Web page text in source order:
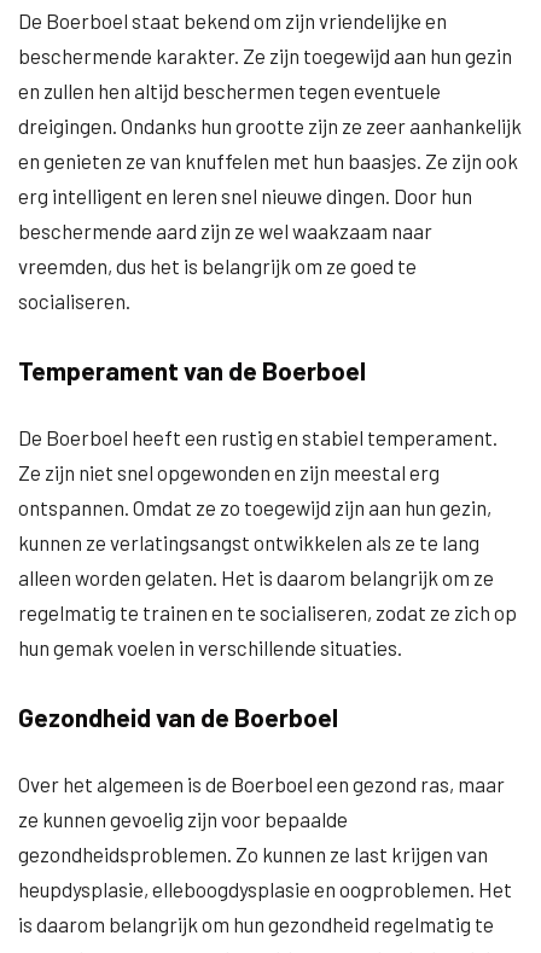
De Boerboel staat bekend om zijn vriendelijke en
beschermende karakter. Ze zijn toegewijd aan hun gezin
en zullen hen altijd beschermen tegen eventuele
dreigingen. Ondanks hun grootte zijn ze zeer aanhankelijk
en genieten ze van knuffelen met hun baasjes. Ze zijn ook
erg intelligent en leren snel nieuwe dingen. Door hun
beschermende aard zijn ze wel waakzaam naar
vreemden, dus het is belangrijk om ze goed te
socialiseren.
Temperament van de Boerboel
De Boerboel heeft een rustig en stabiel temperament.
Ze zijn niet snel opgewonden en zijn meestal erg
ontspannen. Omdat ze zo toegewijd zijn aan hun gezin,
kunnen ze verlatingsangst ontwikkelen als ze te lang
alleen worden gelaten. Het is daarom belangrijk om ze
regelmatig te trainen en te socialiseren, zodat ze zich op
hun gemak voelen in verschillende situaties.
Gezondheid van de Boerboel
Over het algemeen is de Boerboel een gezond ras, maar
ze kunnen gevoelig zijn voor bepaalde
gezondheidsproblemen. Zo kunnen ze last krijgen van
heupdysplasie, elleboogdysplasie en oogproblemen. Het
is daarom belangrijk om hun gezondheid regelmatig te